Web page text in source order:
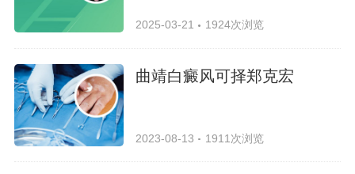
2025-03-21 1924次浏览
曲靖白癜风可择郑克宏
2023-08-13 1911次浏览